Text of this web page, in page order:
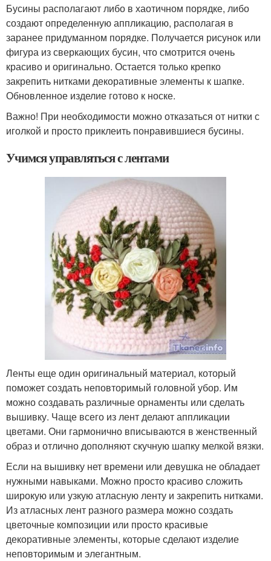
Бусины располагают либо в хаотичном порядке, либо
создают определенную аппликацию, располагая в
заранее придуманном порядке. Получается рисунок или
фигура из сверкающих бусин, что смотрится очень
красиво и оригинально. Остается только крепко
закрепить нитками декоративные элементы к шапке.
Обновленное изделие готово к носке.
Важно! При необходимости можно отказаться от нитки с
иголкой и просто приклеить понравившиеся бусины.
Учимся управляться с лентами
Ленты еще один оригинальный материал, который
поможет создать неповторимый головной убор. Им
можно создавать различные орнаменты или сделать
вышивку. Чаще всего из лент делают аппликации
цветами. Они гармонично вписываются в женственный
образ и отлично дополняют скучную шапку мелкой вязки.
Если на вышивку нет времени или девушка не обладает
нужными навыками. Можно просто красиво сложить
широкую или узкую атласную ленту и закрепить нитками.
Из атласных лент разного размера можно создать
цветочные композиции или просто красивые
декоративные элементы, которые сделают изделие
неповторимым и элегантным.